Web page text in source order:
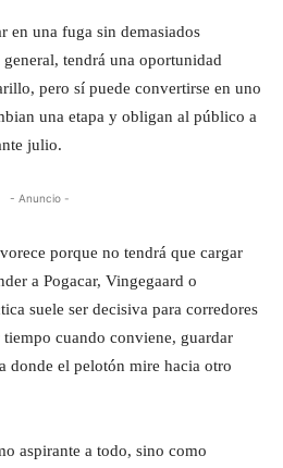
en una fuga sin demasiados
tendrá una oportunidad
pero sí puede convertirse en uno
una etapa y obligan al público a
julio.
- Anuncio -
porque no tendrá que cargar
a Pogacar, Vingegaard o
suele ser decisiva para corredores
cuando conviene, guardar
donde el pelotón mire hacia otro
aspirante a todo, sino como